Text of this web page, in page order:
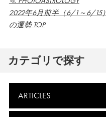
2022年6月前半（6/1～6/15）
の運勢 TOP
カテゴリで探す
ARTICLES